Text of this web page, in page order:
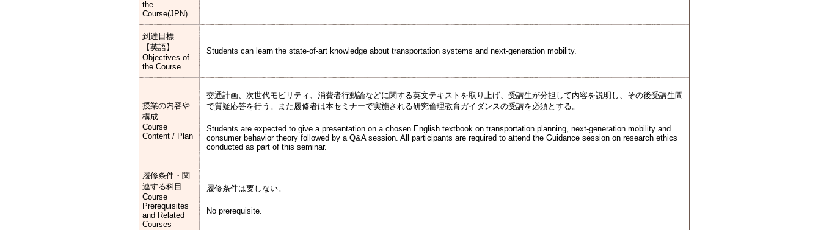
the
Course(JPN)
到達目標
【英語】
Objectives of
the Course
Students can learn the state-of-art knowledge about transportation systems and next-generation mobility.
授業の内容や
構成
Course
Content / Plan
交通計画、次世代モビリティ、消費者行動論などに関する英文テキストを取り上げ、受講生が分担して内容を説明し、その後受講生間
で質疑応答を行う。また履修者は本セミナーで実施される研究倫理教育ガイダンスの受講を必須とする。
Students are expected to give a presentation on a chosen English textbook on transportation planning, next-generation mobility and
consumer behavior theory followed by a Q&A session. All participants are required to attend the Guidance session on research ethics
conducted as part of this seminar.
履修条件・関
連する科目
Course
Prerequisites
and Related
Courses
履修条件は要しない。
No prerequisite.